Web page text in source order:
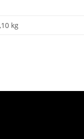
kg